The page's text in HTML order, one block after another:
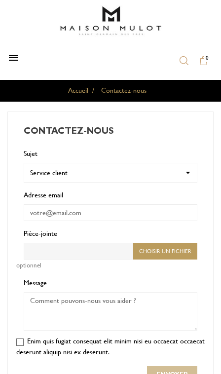
 0
Accueil Contactez-nous
CONTACTEZ-NOUS
Sujet
Adresse email
Pièce-jointe
CHOISIR UN FICHIER
optionnel
Message
Enim quis fugiat consequat elit minim nisi eu occaecat occaecat
deserunt aliquip nisi ex deserunt.